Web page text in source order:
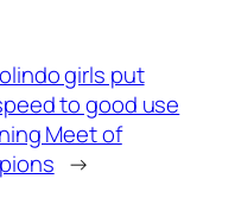
girls put
to good use
Meet of
→